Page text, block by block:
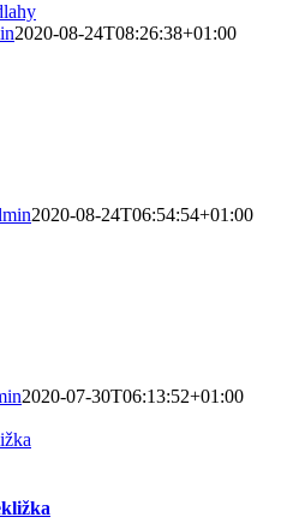
2020-08-24T08:26:38+01:00
2020-08-24T06:54:54+01:00
2020-07-30T06:13:52+01:00